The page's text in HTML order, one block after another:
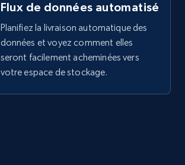
Flux de données automatisé
Planifiez la livraison automatique des
données et voyez comment elles
seront facilement acheminées vers
votre espace de stockage.